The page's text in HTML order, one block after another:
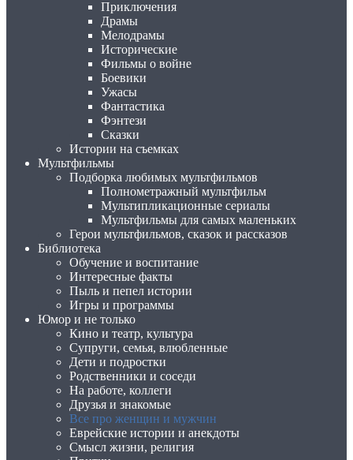
Приключения
Драмы
Мелодрамы
Исторические
Фильмы о войне
Боевики
Ужасы
Фантастика
Фэнтези
Сказки
Истории на съемках
Мультфильмы
Подборка любимых мультфильмов
Полнометражный мультфильм
Мультипликационные сериалы
Мультфильмы для самых маленьких
Герои мультфильмов, сказок и рассказов
Библиотека
Обучение и воспитание
Интересные факты
Пыль и пепел истории
Игры и программы
Юмор и не только
Кино и театр, культура
Супруги, семья, влюбленные
Дети и подростки
Родственники и соседи
На работе, коллеги
Друзья и знакомые
Все про женщин и мужчин
Еврейские истории и анекдоты
Смысл жизни, религия